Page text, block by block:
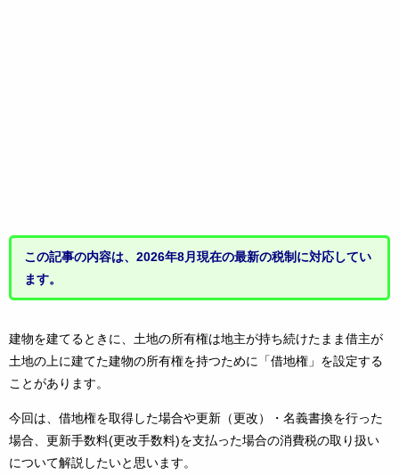
この記事の内容は、2026年8月現在の最新の税制に対応してい
ます。
建物を建てるときに、土地の所有権は地主が持ち続けたまま借主が
土地の上に建てた建物の所有権を持つために「借地権」を設定する
ことがあります。
今回は、借地権を取得した場合や更新（更改）・名義書換を行った
場合、更新手数料(更改手数料)を支払った場合の消費税の取り扱い
について解説したいと思います。